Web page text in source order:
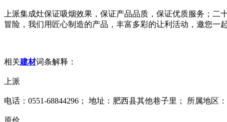
上派集成灶保证吸烟效果，保证产品品质，保证优质服务；
冒险，我们用匠心制造的产品，丰富多彩的让利活动，邀您一
相关建材词条解释：
上派
电话：0551-68844296； 地址：肥西县其他巷子里； 所属地区
原价